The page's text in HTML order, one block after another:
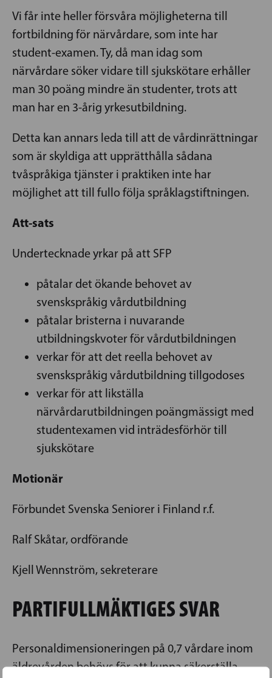
Vi får inte heller försvåra möjligheterna till
fortbildning för närvårdare, som inte har
student-examen. Ty, då man idag som
närvårdare söker vidare till sjukskötare erhåller
man 30 poäng mindre än studenter, trots att
man har en 3-årig yrkesutbildning.
Detta kan annars leda till att de vårdinrättningar
som är skyldiga att upprätthålla sådana
tvåspråkiga tjänster i praktiken inte har
möjlighet att till fullo följa språklagstiftningen.
Att-sats
Undertecknade yrkar på att SFP
påtalar det ökande behovet av
svenskspråkig vårdutbildning
påtalar bristerna i nuvarande
utbildningskvoter för vårdutbildningen
verkar för att det reella behovet av
svenskspråkig vårdutbildning tillgodoses
verkar för att likställa
närvårdarutbildningen poängmässigt med
studentexamen vid inträdesförhör till
sjukskötare
Motionär
Förbundet Svenska Seniorer i Finland r.f.
Ralf Skåtar, ordförande
Kjell Wennström, sekreterare
PARTIFULLMÄKTIGES SVAR
Personaldimensioneringen på 0,7 vårdare inom
äldrevården behövs för att kunna säkerställa